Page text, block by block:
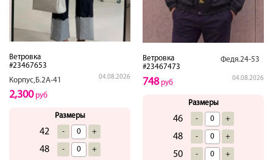
Ветровка
#23467653
Корпус,Б.2А-41
04.08.2026
2,300руб
Размеры
42 - +
48 - +
Ветровка
#23467473
Федя.24-53
04.08.2026
748руб
Размеры
46 - +
48 - +
50 - +